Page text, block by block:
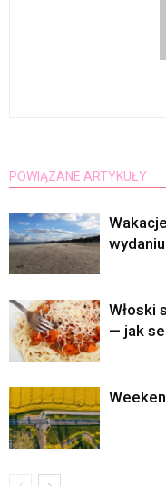
POWIĄZANE ARTYKUŁY
Włoski
— jak